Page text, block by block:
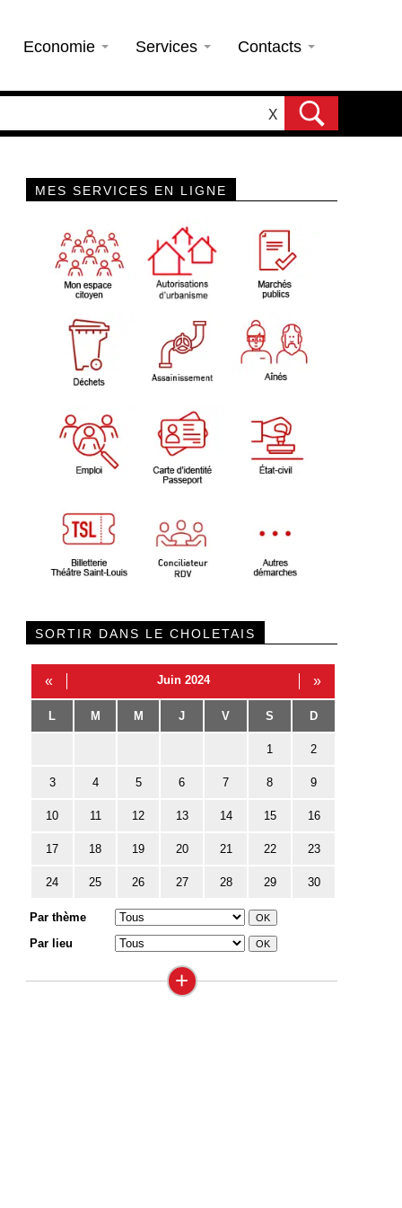
Economie Services Contacts
X
MES SERVICES EN LIGNE
SORTIR DANS LE CHOLETAIS
« Juin 2024 »
L M M J V S D
1 2
3 4 5 6 7 8 9
10 11 12 13 14 15 16
17 18 19 20 21 22 23
24 25 26 27 28 29 30
Par thème
Par lieu
+